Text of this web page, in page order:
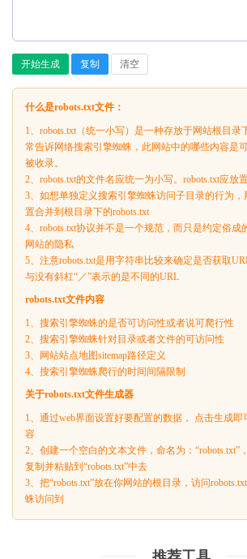
开始生成 复制 清空
什么是robots.txt文件：
1、robots.txt（统一小写）是一种存放于网站根目录
常告诉网络搜索引擎蜘蛛，此网站中的哪些内容是
被收录。
2、robots.txt的文件名应统一为小写。robots.txt应放
3、如想单独定义搜索引擎蜘蛛访问子目录的行为
置合并到根目录下的robots.txt
4、robots.txt协议并不是一个规范，而只是约定俗成
网站的隐私
5、注意robots.txt是用字符串比较来确定是否获取
与没有斜杠“／”表示的是不同的URL
robots.txt文件内容
1、搜索引擎蜘蛛的是否可访问性或者说可爬行性
2、搜索引擎蜘蛛针对目录或者文件的可访问性
3、网站站点地图sitemap路径定义
4、搜索引擎蜘蛛爬行的时间间隔限制
关于robots.txt文件生成器
1、通过web界面设置好要配置的数据， 点击生成即
容
2、创建一个空白的文本文件，命名为：“robots.txt”
复制并粘贴到“robots.txt”中去
3、把“robots.txt”放在你网站的根目录，访问
蛛访问到